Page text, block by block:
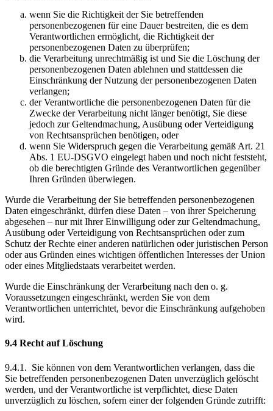
wenn Sie die Richtigkeit der Sie betreffenden
personenbezogenen für eine Dauer bestreiten, die es dem
Verantwortlichen ermöglicht, die Richtigkeit der
personenbezogenen Daten zu überprüfen;
die Verarbeitung unrechtmäßig ist und Sie die Löschung der
personenbezogenen Daten ablehnen und stattdessen die
Einschränkung der Nutzung der personenbezogenen Daten
verlangen;
der Verantwortliche die personenbezogenen Daten für die
Zwecke der Verarbeitung nicht länger benötigt, Sie diese
jedoch zur Geltendmachung, Ausübung oder Verteidigung
von Rechtsansprüchen benötigen, oder
wenn Sie Widerspruch gegen die Verarbeitung gemäß Art. 21
Abs. 1 EU-DSGVO eingelegt haben und noch nicht feststeht,
ob die berechtigten Gründe des Verantwortlichen gegenüber
Ihren Gründen überwiegen.
Wurde die Verarbeitung der Sie betreffenden personenbezogenen
Daten eingeschränkt, dürfen diese Daten – von ihrer Speicherung
abgesehen – nur mit Ihrer Einwilligung oder zur Geltendmachung,
Ausübung oder Verteidigung von Rechtsansprüchen oder zum
Schutz der Rechte einer anderen natürlichen oder juristischen Person
oder aus Gründen eines wichtigen öffentlichen Interesses der Union
oder eines Mitgliedstaats verarbeitet werden.
Wurde die Einschränkung der Verarbeitung nach den o. g.
Voraussetzungen eingeschränkt, werden Sie von dem
Verantwortlichen unterrichtet, bevor die Einschränkung aufgehoben
wird.
9.4 Recht auf Löschung
9.4.1. Sie können von dem Verantwortlichen verlangen, dass die
Sie betreffenden personenbezogenen Daten unverzüglich gelöscht
werden, und der Verantwortliche ist verpflichtet, diese Daten
unverzüglich zu löschen, sofern einer der folgenden Gründe zutrifft: